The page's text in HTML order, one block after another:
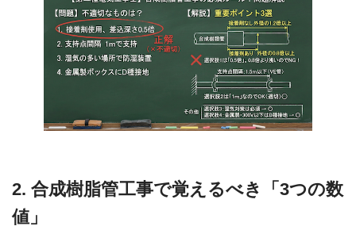
2. 合成樹脂管工事で覚えるべき「3つの数
値」